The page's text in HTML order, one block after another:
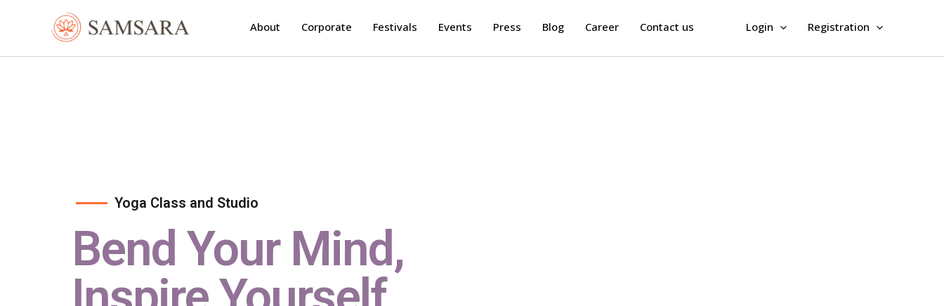
About Corporate Festivals Events Press Blog Career Contact us Login Registration
Yoga Class and Studio
Bend Your Mind,